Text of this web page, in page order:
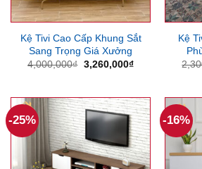
Kệ Tivi Cao Cấp Khung Sắt
Sang Trọng Giá Xưởng
4,000,000₫ Giá
3,260,000₫Giá
3,260,000₫.
Kệ
-25% -16%